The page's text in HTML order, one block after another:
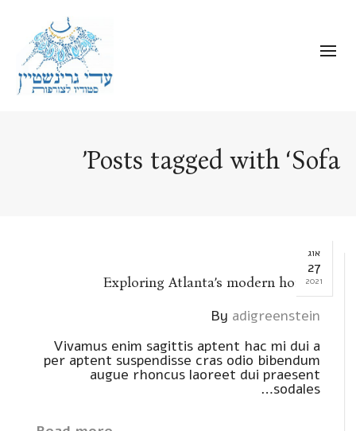
Posts tagged with ‘Sofa’
אוג
27
2021
Exploring Atlanta’s modern homes
By adigreenstein
Vivamus enim sagittis aptent hac mi dui a
per aptent suspendisse cras odio bibendum
augue rhoncus laoreet dui praesent
sodales…